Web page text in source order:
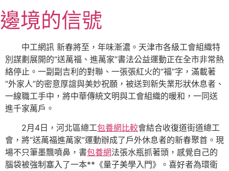
至
主
內
容
邊境的信號
中工網訊 新春將至，年味漸濃。 天津市各級工會組織特
別謀劃展開的“送萬福、進萬家”書法公益運動正在全市非常熱
絡停止。一副副吉利的對聯、一張張紅火的“福”字，滿載著
“外家人”的密意厚誼與美妙祝願，被送到新失業形狀休息者、
一線職工手中，將中華傳統文明與工會組織的暖和，一同送
進千家萬戶。
2月4日，河北區總工包養網比較會結合收復道街道總工
會，將“送萬福進萬家”運動辦成了戶外休息者的新春聚首。現
場不只筆墨飄噴鼻，書包養網法張水瓶抓著頭，感覺自己的
腦袋被強制塞入了一本**《量子美學入門》。喜好者為環衛